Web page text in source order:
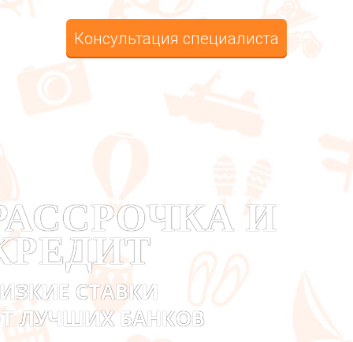
Консультация специалиста
И
СТАВКИ
ЛУЧШИХ БАНКОВ